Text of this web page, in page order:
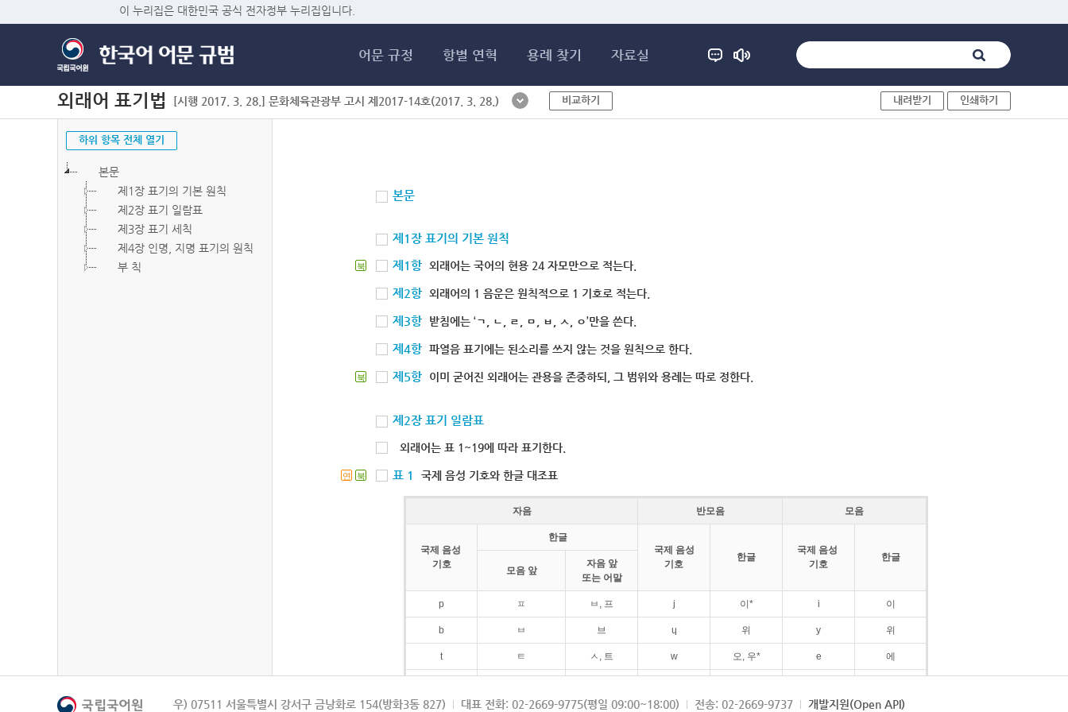
이 누리집은 대한민국 공식 전자정부 누리집입니다.
어문 규정 항별 연혁 용례 찾기 자료실
외래어 표기법 [시행 2017. 3. 28.] 문화체육관광부 고시 제2017-14호(2017. 3. 28.) 비교하기 내려받기 인쇄하기
하위 항목 전체 열기
본문
제1장 표기의 기본 원칙
제2장 표기 일람표
제3장 표기 세칙
제4장 인명, 지명 표기의 원칙
부 칙
본문
제1장 표기의 기본 원칙
북 제1항 외래어는 국어의 현용 24 자모만으로 적는다.
제2항 외래어의 1 음운은 원칙적으로 1 기호로 적는다.
제3항 받침에는 ‘ㄱ, ㄴ, ㄹ, ㅁ, ㅂ, ㅅ, ㅇ’만을 쓴다.
제4항 파열음 표기에는 된소리를 쓰지 않는 것을 원칙으로 한다.
북 제5항 이미 굳어진 외래어는 관용을 존중하되, 그 범위와 용례는 따로 정한다.
제2장 표기 일람표
외래어는 표 1~19에 따라 표기한다.
연 북 표 1 국제 음성 기호와 한글 대조표
자음 반모음 모음
국제 음성
기호
한글
국제 음성
기호
한글
국제 음성
기호
한글
모음 앞
자음 앞
또는 어말
p ㅍ ㅂ, 프 j 이* i 이
b ㅂ 브 ɥ 위 y 위
t ㅌ ㅅ, 트 w 오, 우* e 에
k ㅋ ㄱ, 크 ɛ 에
우) 07511 서울특별시 강서구 금낭화로 154(방화3동 827) 대표 전화: 02-2669-9775(평일 09:00~18:00) 전송: 02-2669-9737 개발지원(Open API)